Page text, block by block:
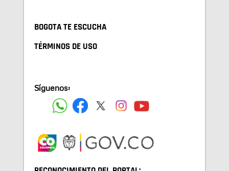
BOGOTA TE ESCUCHA
TÉRMINOS DE USO
Síguenos: